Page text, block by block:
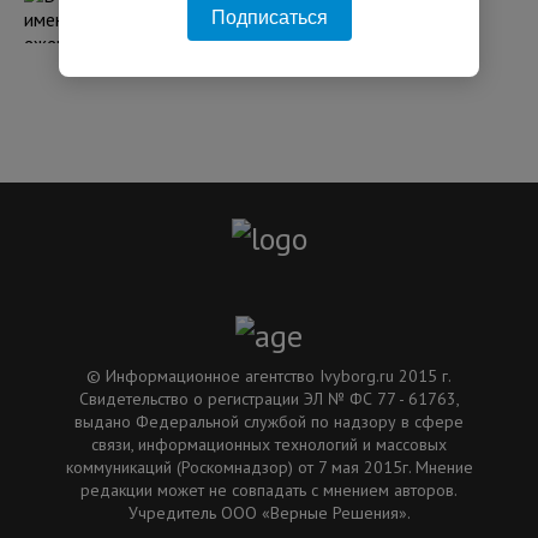
тысячи новорожденных
08:05 05.08.2026
© Информационное агентство Ivyborg.ru 2015 г.
Свидетельство о регистрации ЭЛ № ФС 77 - 61763,
выдано Федеральной службой по надзору в сфере
связи, информационных технологий и массовых
коммуникаций (Роскомнадзор) от 7 мая 2015г. Мнение
редакции может не совпадать с мнением авторов.
Учредитель ООО «Верные Решения».
Подписаться